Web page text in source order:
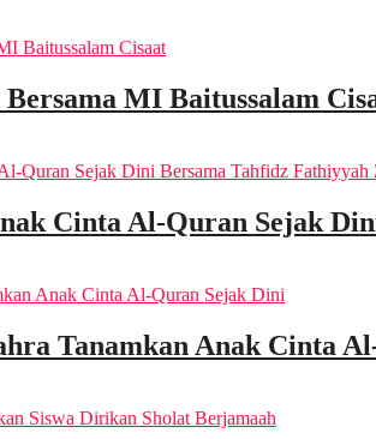
Bersama MI Baitussalam
Cinta Al-Quran Sejak
Tanamkan Anak Cinta